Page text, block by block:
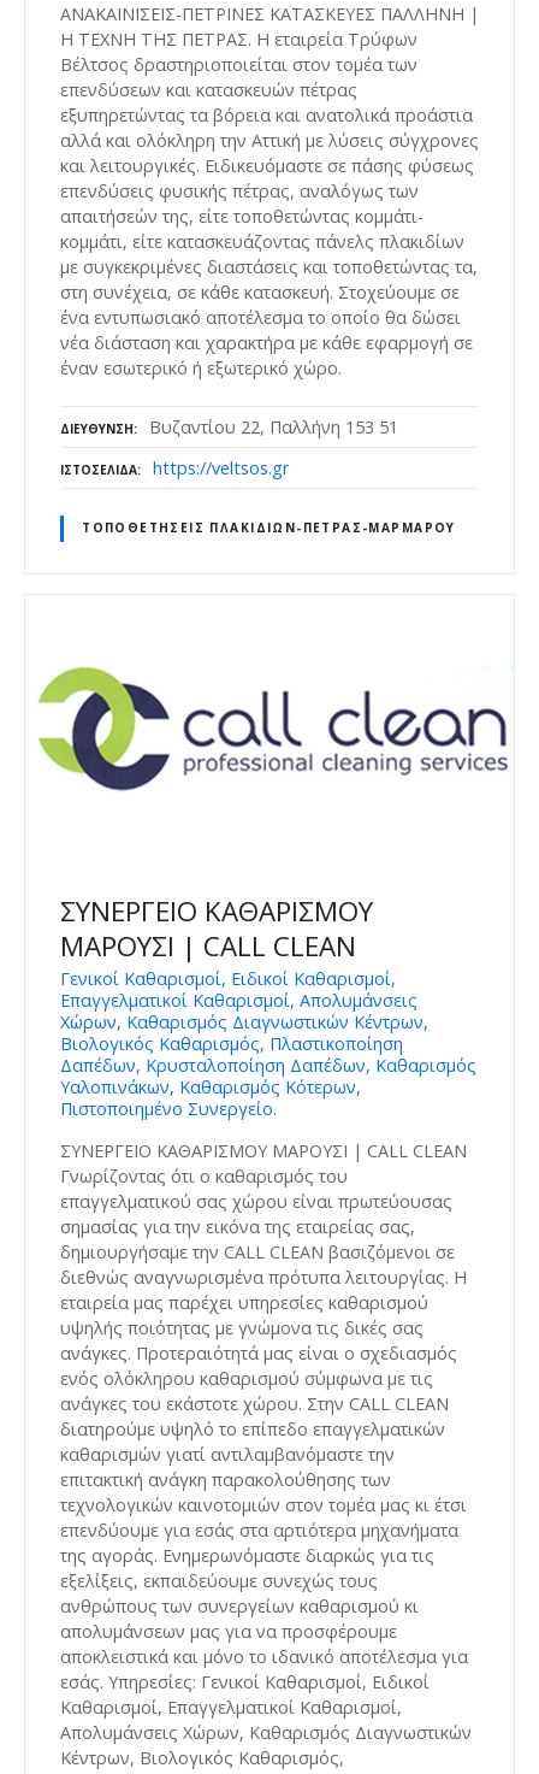
ΑΝΑΚΑΙΝΙΣΕΙΣ-ΠΕΤΡΙΝΕΣ ΚΑΤΑΣΚΕΥΕΣ ΠΑΛΛΗΝΗ |
Η ΤΕΧΝΗ ΤΗΣ ΠΕΤΡΑΣ. Η εταιρεία Τρύφων
Βέλτσος δραστηριοποιείται στον τομέα των
επενδύσεων και κατασκευών πέτρας
εξυπηρετώντας τα βόρεια και ανατολικά προάστια
αλλά και ολόκληρη την Αττική με λύσεις σύγχρονες
και λειτουργικές. Ειδικευόμαστε σε πάσης φύσεως
επενδύσεις φυσικής πέτρας, αναλόγως των
απαιτήσεών της, είτε τοποθετώντας κομμάτι-
κομμάτι, είτε κατασκευάζοντας πάνελς πλακιδίων
με συγκεκριμένες διαστάσεις και τοποθετώντας τα,
στη συνέχεια, σε κάθε κατασκευή. Στοχεύουμε σε
ένα εντυπωσιακό αποτέλεσμα το οποίο θα δώσει
νέα διάσταση και χαρακτήρα με κάθε εφαρμογή σε
έναν εσωτερικό ή εξωτερικό χώρο.
ΔΙΕΎΘΥΝΣΗ Βυζαντίου 22, Παλλήνη 153 51
ΙΣΤΟΣΕΛΊΔΑ https://veltsos.gr
ΤΟΠΟΘΕΤΉΣΕΙΣ ΠΛΑΚΙΔΊΩΝ-ΠΈΤΡΑΣ-ΜΆΡΜΑΡΟΥ
ΣΥΝΕΡΓΕΙΟ ΚΑΘΑΡΙΣΜΟΥ
ΜΑΡΟΥΣΙ | CALL CLEAN
Γενικοί Καθαρισμοί, Ειδικοί Καθαρισμοί,
Επαγγελματικοί Καθαρισμοί, Απολυμάνσεις
Χώρων, Καθαρισμός Διαγνωστικών Κέντρων,
Βιολογικός Καθαρισμός, Πλαστικοποίηση
Δαπέδων, Κρυσταλοποίηση Δαπέδων, Καθαρισμός
Υαλοπινάκων, Καθαρισμός Κότερων,
Πιστοποιημένο Συνεργείο.
ΣΥΝΕΡΓΕΙΟ ΚΑΘΑΡΙΣΜΟΥ ΜΑΡΟΥΣΙ | CALL CLEAN
Γνωρίζοντας ότι ο καθαρισμός του
επαγγελματικού σας χώρου είναι πρωτεύουσας
σημασίας για την εικόνα της εταιρείας σας,
δημιουργήσαμε την CALL CLEAN βασιζόμενοι σε
διεθνώς αναγνωρισμένα πρότυπα λειτουργίας. Η
εταιρεία μας παρέχει υπηρεσίες καθαρισμού
υψηλής ποιότητας με γνώμονα τις δικές σας
ανάγκες. Προτεραιότητά μας είναι ο σχεδιασμός
ενός ολόκληρου καθαρισμού σύμφωνα με τις
ανάγκες του εκάστοτε χώρου. Στην CALL CLEAN
διατηρούμε υψηλό το επίπεδο επαγγελματικών
καθαρισμών γιατί αντιλαμβανόμαστε την
επιτακτική ανάγκη παρακολούθησης των
τεχνολογικών καινοτομιών στον τομέα μας κι έτσι
επενδύουμε για εσάς στα αρτιότερα μηχανήματα
της αγοράς. Ενημερωνόμαστε διαρκώς για τις
εξελίξεις, εκπαιδεύουμε συνεχώς τους
ανθρώπους των συνεργείων καθαρισμού κι
απολυμάνσεων μας για να προσφέρουμε
αποκλειστικά και μόνο το ιδανικό αποτέλεσμα για
εσάς. Υπηρεσίες: Γενικοί Καθαρισμοί, Ειδικοί
Καθαρισμοί, Επαγγελματικοί Καθαρισμοί,
Απολυμάνσεις Χώρων, Καθαρισμός Διαγνωστικών
Κέντρων, Βιολογικός Καθαρισμός,